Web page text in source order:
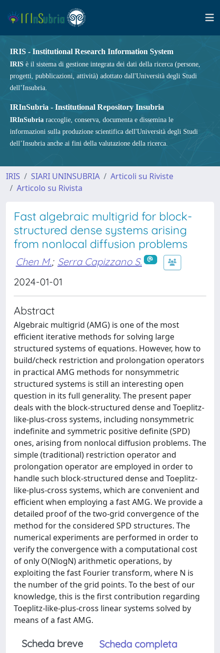
IRIS - Institutional Research Information System
IRIS è il sistema di gestione integrata dei dati della ricerca (persone,
progetti, pubblicazioni, attività) adottato dall'Università degli Studi
dell’Insubria.
IRInSubria - Institutional Repository Insubria
IRInSubria raccoglie, conserva, documenta e dissemina le
informazioni sulla produzione scientifica dell'Università degli Studi
dell’Insubria anche ai fini della valutazione della ricerca.
IRIS SIARI UNINSUBRIA
Articoli su Riviste
Articolo su Rivista
Fast algebraic multigrid for block-
structured dense systems arising
from nonlocal diffusion problems
Chen M.; Serra Capizzano S.
2024-01-01
Abstract
Algebraic multigrid (AMG) is one of the most
efficient iterative methods for solving large
structured systems of equations. However, how to
build/check restriction and prolongation operators
in practical AMG methods for nonsymmetric
structured systems is still an interesting open
question in its full generality. The present paper
deals with the block-structured dense and Toeplitz-
like-plus-cross systems, including nonsymmetric
indefinite and symmetric positive definite (SPD)
ones, arising from nonlocal diffusion problems. The
simple (traditional) restriction operator and
prolongation operator are employed in order to
handle such block-structured dense and Toeplitz-
like-plus-cross systems, which are convenient and
efficient when employing a fast AMG. We provide a
detailed proof of the two-grid convergence of the
method for the considered SPD structures. The
numerical experiments are performed in order to
verify the convergence with a computational cost
of only O(NlogN) arithmetic operations, by
exploiting the fast Fourier transform, where N is
the number of the grid points. To the best of our
knowledge, this is the first contribution regarding
Toeplitz-like-plus-cross linear systems solved by
means of a fast AMG.
Scheda breve
Scheda completa